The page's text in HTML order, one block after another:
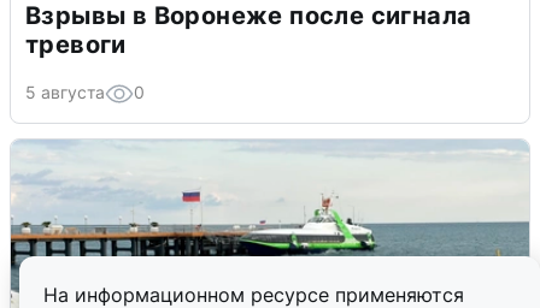
На информационном ресурсе применяются
Взрывы в Воронеже после сигнала
тревоги
5 августа 0